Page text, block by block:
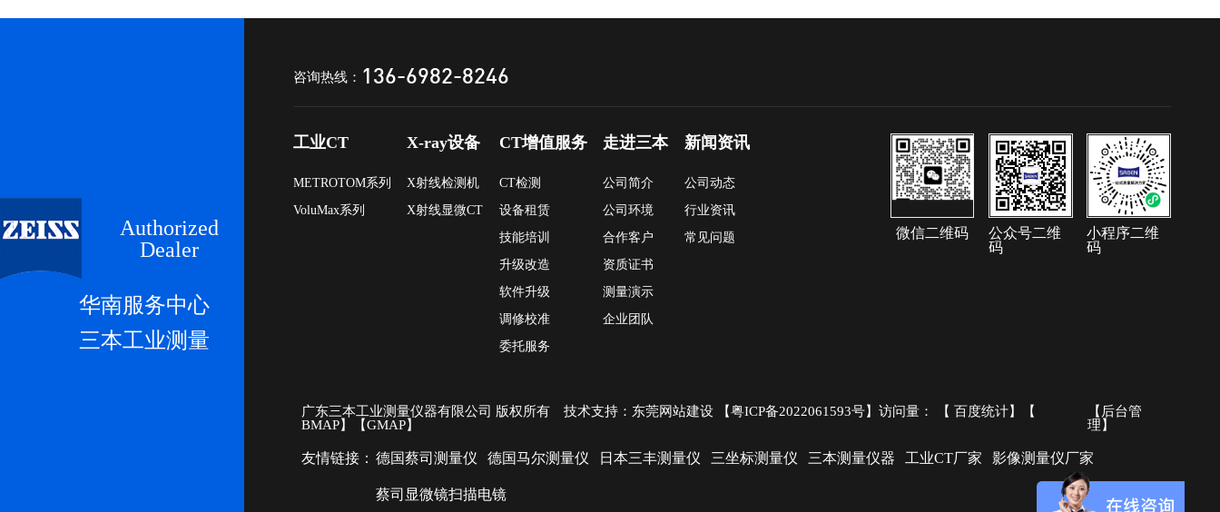
Authorized
Dealer
华南服务中心
三本工业测量
咨询热线： 136-6982-8246
工业CT
METROTOM系列
VoluMax系列
X-ray设备
X射线检测机
X射线显微CT
CT增值服务
CT检测
设备租赁
技能培训
升级改造
软件升级
调修校准
委托服务
走进三本
公司简介
公司环境
合作客户
资质证书
测量演示
企业团队
新闻资讯
公司动态
行业资讯
常见问题
微信二维码
公众号二维
码
小程序二维
码
广东三本工业测量仪器有限公司 版权所有 技术支持： 东莞网站建设 【粤ICP备2022061593号】访问量： 【百度统计】【
BMAP】【GMAP】
【后台管
理】
友情链接： 德国蔡司测量仪 德国马尔测量仪 日本三丰测量仪 三坐标测量仪 三本测量仪器 工业CT厂家 影像测量仪厂家
蔡司显微镜扫描电镜